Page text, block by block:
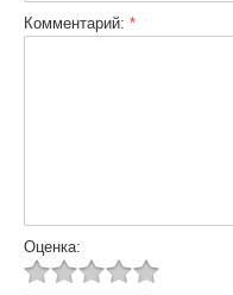
Комментарий: *
Оценка: